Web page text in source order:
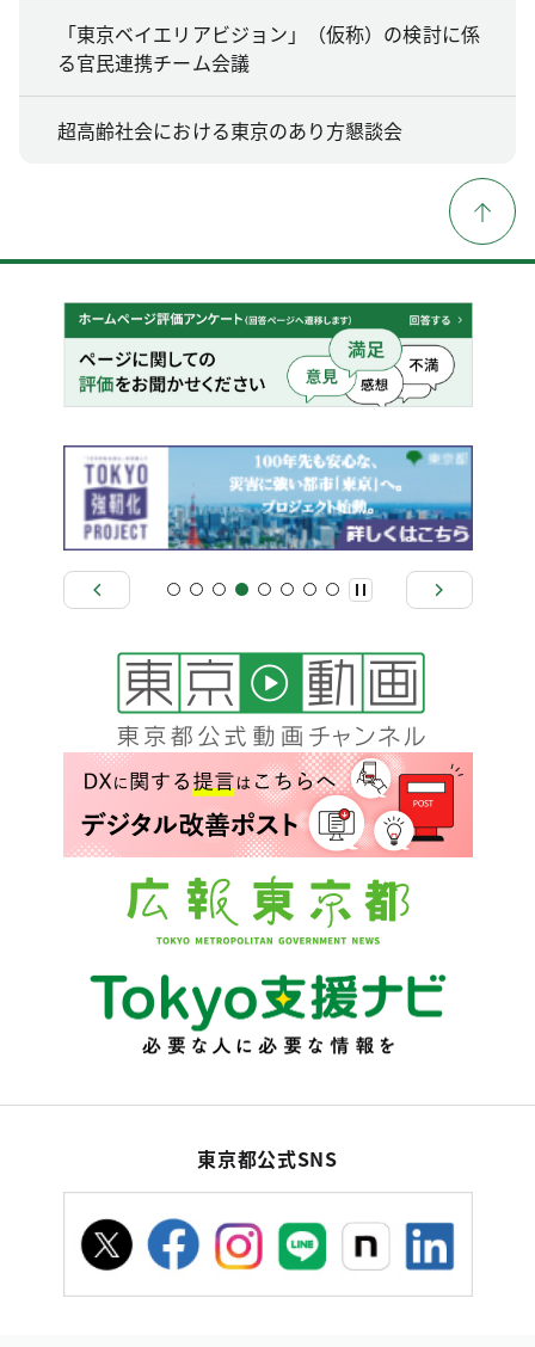
「東京ベイエリアビジョン」（仮称）の検討に係
る官民連携チーム会議
超高齢社会における東京のあり方懇談会
東京都公式SNS